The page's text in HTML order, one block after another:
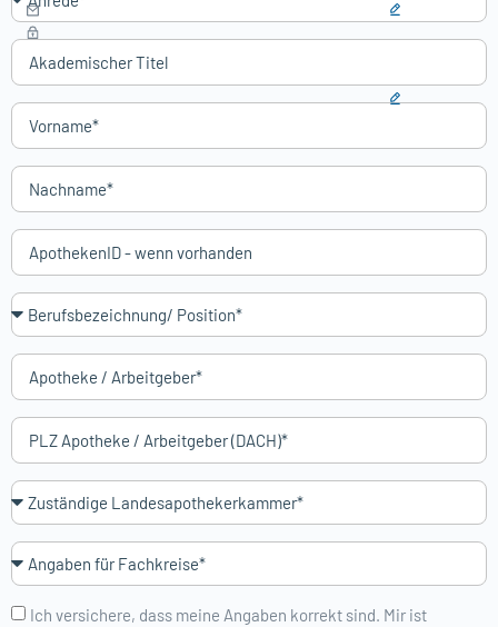
Ich versichere, dass meine Angaben korrekt sind. Mir ist